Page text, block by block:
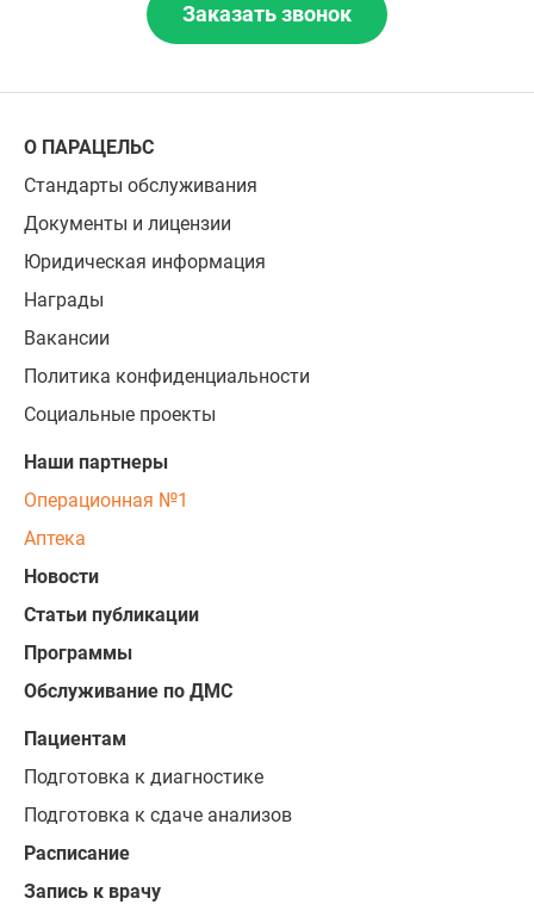
Заказать звонок
О ПАРАЦЕЛЬС
Стандарты обслуживания
Документы и лицензии
Юридическая информация
Награды
Вакансии
Политика конфиденциальности
Социальные проекты
Наши партнеры
Операционная №1
Аптека
Новости
Статьи публикации
Программы
Обслуживание по ДМС
Пациентам
Подготовка к диагностике
Подготовка к сдаче анализов
Расписание
Запись к врачу